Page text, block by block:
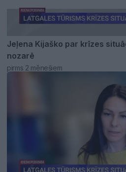
Jeļena Kijaško par krīzes
nozarē
pirms 2 mēnešiem